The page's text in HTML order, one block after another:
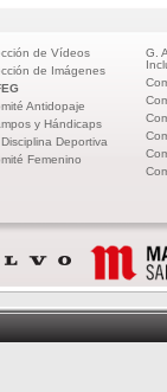
de Vídeos
de Imágenes
Antidopaje
y Hándicaps
Deportiva
Femenino
G.